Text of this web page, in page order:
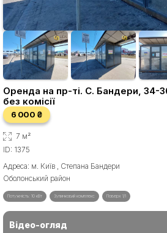
Оренда на пр-ті. С. Бандери, 34-
без комісії
6 000 ₴
7 м²
ID: 1375
Адреса: м. Київ , Степана Бандери
Оболонський район
Потужність: 10 кВт Зупинковий комплекс Поверх 1/1
Відео-огляд